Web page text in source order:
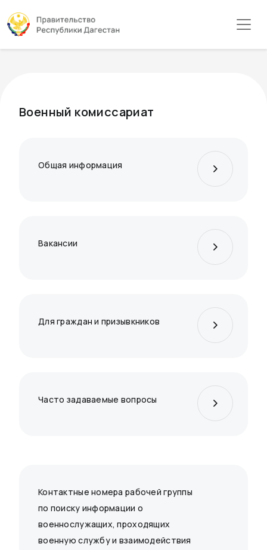
Военный комиссариат
Общая информация
Вакансии
Для граждан и призывкников
Часто задаваемые вопросы
Контактные номера рабочей группы
по поиску информации о
военнослужащих, проходящих
военную службу и взаимодействия